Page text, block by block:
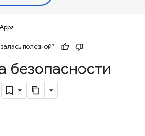
Apps
полезной?
безопасности